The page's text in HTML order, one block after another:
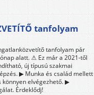
tanfolyam
tanfolyam pár
alatt. ⚠ Ez már a 2021-től
új típusú szakmai
▶ Munka és család mellett
könnyen elvégezhető. ▶
Érdeklődj!